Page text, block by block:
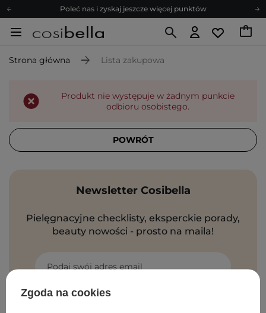
Poleć nas i zyskaj jeszcze więcej punktów
Zapisz się na newsletter pełen porad
Z nami to możliwe! Realizacja zamówienia do 24h.
Zapisz się na newsletter pełen porad
Strona główna Lista zakupowa
Produkt nie występuje w żadnym punkcie
odbioru osobistego.
POWRÓT
Newsletter Cosibella
Pielęgnacyjne checklisty, eksperckie porady,
beauty nowości - prosto na maila!
Podaj swój adres email
Zgadzam się na otrzymywanie
Zgoda na cookies